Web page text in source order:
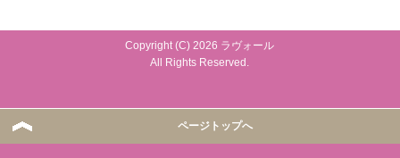
Copyright (C) 2026 ラヴォール
All Rights Reserved.
ページトップへ